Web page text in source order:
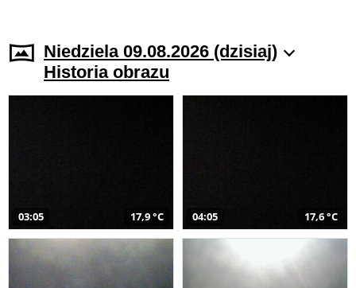
Niedziela 09.08.2026 (dzisiaj)
Historia obrazu
03:05 17,9 °C 04:05 17,6 °C